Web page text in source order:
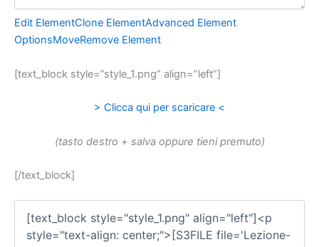
Edit ElementClone ElementAdvanced Element
OptionsMoveRemove Element
[text_block style=”style_1.png” align=”left”]
> Clicca qui per scaricare <
(tasto destro + salva oppure tieni premuto)
[/text_block]